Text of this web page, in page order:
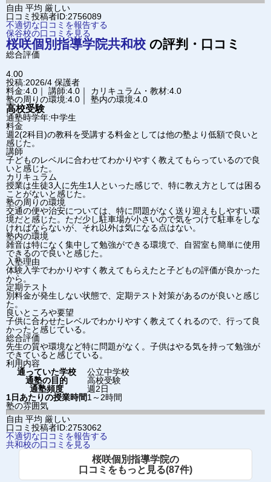
自由 平均 厳しい
口コミ投稿者ID:2756089
不適切な口コミを報告する
保谷校の口コミを見る
桜咲個別指導学院共和校 の評判・口コミ
総合評価
4.00
投稿:2026/4 保護者
料金:4.0｜ 講師:4.0｜ カリキュラム・教材:4.0
塾の周りの環境:4.0｜ 塾内の環境:4.0
高校受験
通塾時学年:中学生
料金
週2(2科目)の教科を受講する料金としては他の塾より低額で良いと
感じた。
講師
子どものレベルに合わせてわかりやすく教えてもらっているので良
いと感じた。
カリキュラム
授業は生徒3人に先生1人といった感じで、特に教え方としては困る
ことがないと感じた。
塾の周りの環境
交通の便や治安については、特に問題がなく送り迎えもしやすい環
境だと感じた。ただ少し駐車場が小さいので気をつけて駐車をしな
ければならないが、それ以外は気になる点はない。
塾内の環境
雑音は特になく集中して勉強ができる環境で、自習室も簡単に使用
できるので良いと感じた。
入塾理由
体験入学でわかりやすく教えてもらえたと子どもの評価が良かった
から。
定期テスト
別料金が発生しない状態で、定期テスト対策があるのが良いと感じ
た。
良いところや要望
子供に合わせたレベルでわかりやすく教えてくれるので、行って良
かったと感じている。
総合評価
先生の質や環境など特に問題がなく。子供はやる気を持って勉強が
できていると感じている。
利用内容
通っていた学校
公立中学校
通塾の目的
高校受験
通塾頻度
週2日
1日あたりの授業時間1～2時間
塾の雰囲気
自由 平均 厳しい
口コミ投稿者ID:2753062
不適切な口コミを報告する
共和校の口コミを見る
桜咲個別指導学院の
口コミをもっと見る(87件)